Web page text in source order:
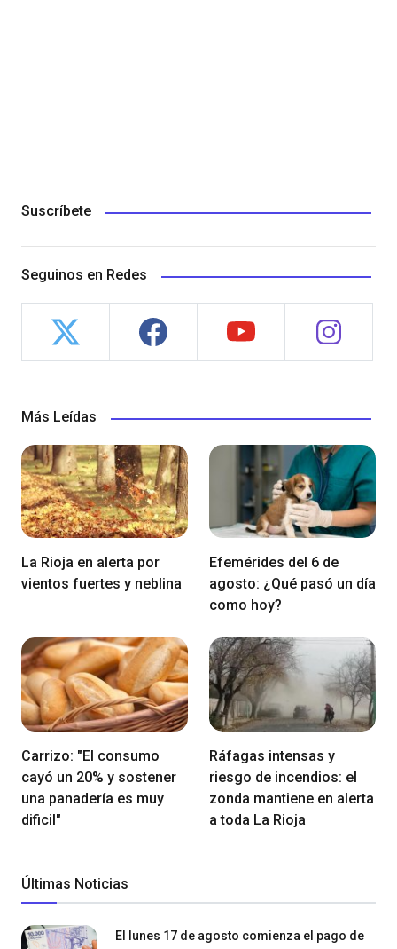
Suscríbete
Seguinos en Redes
Más Leídas
La Rioja en alerta por
vientos fuertes y neblina
Efemérides del 6 de
agosto: ¿Qué pasó un día
como hoy?
Carrizo: "El consumo
cayó un 20% y sostener
una panadería es muy
dificil"
Ráfagas intensas y
riesgo de incendios: el
zonda mantiene en alerta
a toda La Rioja
Últimas Noticias
El lunes 17 de agosto comienza el pago de